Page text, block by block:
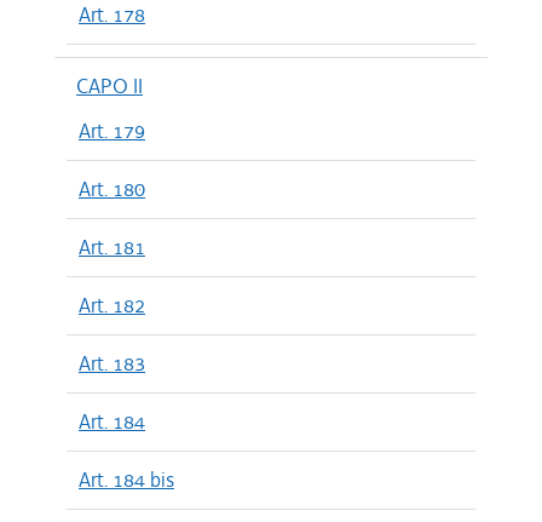
Art. 178
CAPO II
Art. 179
Art. 180
Art. 181
Art. 182
Art. 183
Art. 184
Art. 184 bis